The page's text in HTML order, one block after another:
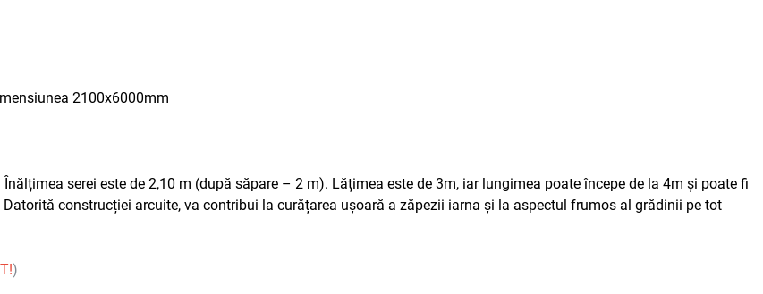
2100x6000mm
serei este de 2,10 m (după săpare – 2 m). Lățimea este de 3m, iar lungimea poate începe de la 4m și poate fi
construcției arcuite, va contribui la curățarea ușoară a zăpezii iarna și la aspectul frumos al grădinii pe tot
)